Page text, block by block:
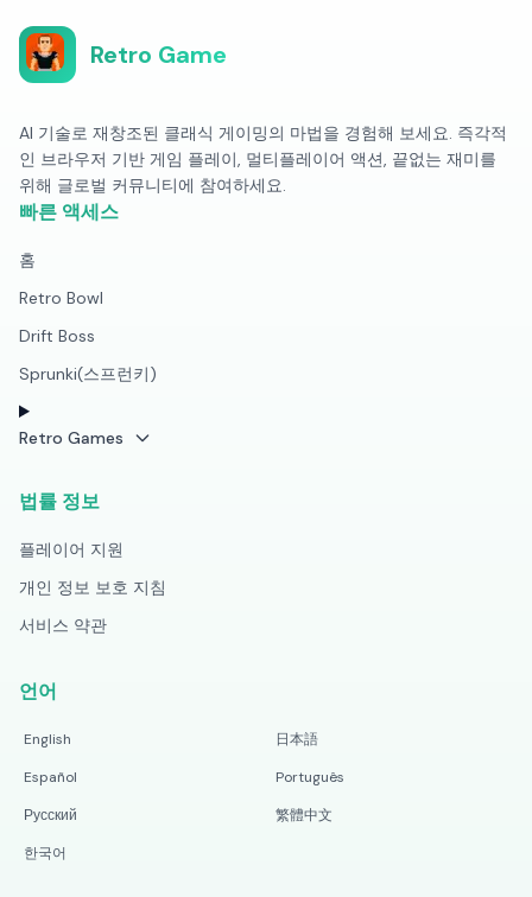
Retro Game
AI 기술로 재창조된 클래식 게이밍의 마법을 경험해 보세요. 즉각적
인 브라우저 기반 게임 플레이, 멀티플레이어 액션, 끝없는 재미를
위해 글로벌 커뮤니티에 참여하세요.
빠른 액세스
홈
Retro Bowl
Drift Boss
Sprunki(스프런키)
Retro Games
법률 정보
플레이어 지원
개인 정보 보호 지침
서비스 약관
언어
English
日本語
Español
Português
Русский
繁體中文
한국어